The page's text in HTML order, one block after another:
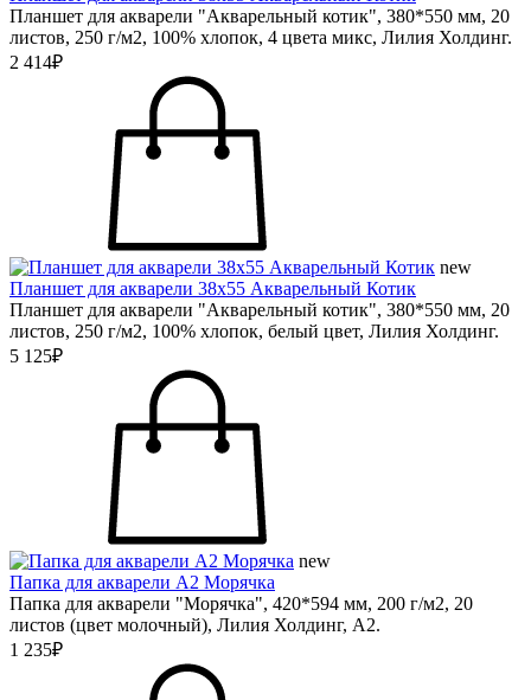
Планшет для акварели "Акварельный котик", 380*550 мм, 20
листов, 250 г/м2, 100% хлопок, 4 цвета микс, Лилия Холдинг.
2 414₽
new
Планшет для акварели 38х55 Акварельный Котик
Планшет для акварели "Акварельный котик", 380*550 мм, 20
листов, 250 г/м2, 100% хлопок, белый цвет, Лилия Холдинг.
5 125₽
new
Папка для акварели А2 Морячка
Папка для акварели "Морячка", 420*594 мм, 200 г/м2, 20
листов (цвет молочный), Лилия Холдинг, А2.
1 235₽